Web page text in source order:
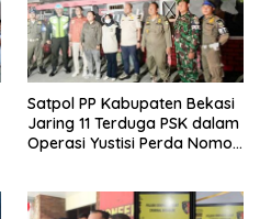
Satpol PP Kabupaten Bekasi
Jaring 11 Terduga PSK dalam
Operasi Yustisi Perda Nomor